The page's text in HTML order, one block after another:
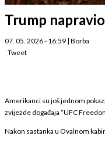
Trump
07. 05. 2026 - 16:59 | Borba
Tweet
Amerikanci su još jednom
zvijezde događaja “UFC
Nakon sastanka u Ovalnom